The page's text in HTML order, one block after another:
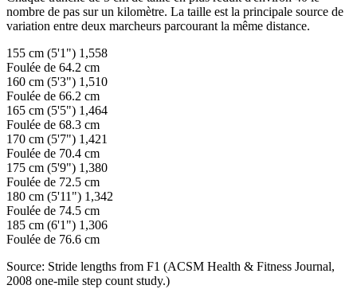
nombre de pas sur un kilomètre. La taille est la principale source de
variation entre deux marcheurs parcourant la même distance.
155 cm (5'1") 1,558
Foulée de 64.2 cm
160 cm (5'3") 1,510
Foulée de 66.2 cm
165 cm (5'5") 1,464
Foulée de 68.3 cm
170 cm (5'7") 1,421
Foulée de 70.4 cm
175 cm (5'9") 1,380
Foulée de 72.5 cm
180 cm (5'11") 1,342
Foulée de 74.5 cm
185 cm (6'1") 1,306
Foulée de 76.6 cm
Source: Stride lengths from F1 (ACSM Health & Fitness Journal,
2008 one-mile step count study.)